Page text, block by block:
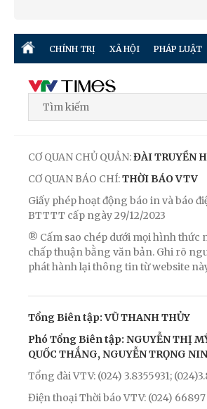
CHÍNH TRỊ XÃ HỘI PHÁP LUẬT
CƠ QUAN CHỦ QUẢN:ĐÀI TRUYỀN
CƠ QUAN BÁO CHÍ:THỜI BÁO VTV
Giấy phép hoạt động báo in và báo
BTTTT cấp ngày 29/12/2023
® Cấm sao chép dưới mọi hình thức
chấp thuận bằng văn bản. Ghi rõ
phát hành lại thông tin từ website
Tổng Biên tập: VŨ THANH THỦY
Phó Tổng Biên tập: NGUYỄN THỊ
QUỐC THẮNG, NGUYỄN TRỌNG
Tổng đài VTV: (024) 3.8355931;
Điện thoại Thời báo VTV: (024)